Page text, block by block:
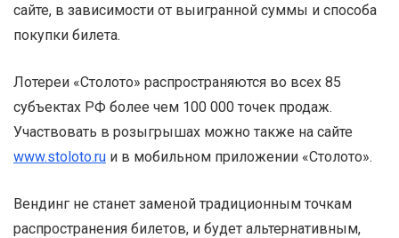
сайте, в зависимости от выигранной суммы и способа
покупки билета.
Лотереи «Столото» распространяются во всех 85
субъектах РФ более чем 100 000 точек продаж.
Участвовать в розыгрышах можно также на сайте
www.stoloto.ru и в мобильном приложении «Столото».
Вендинг не станет заменой традиционным точкам
распространения билетов, и будет альтернативным,